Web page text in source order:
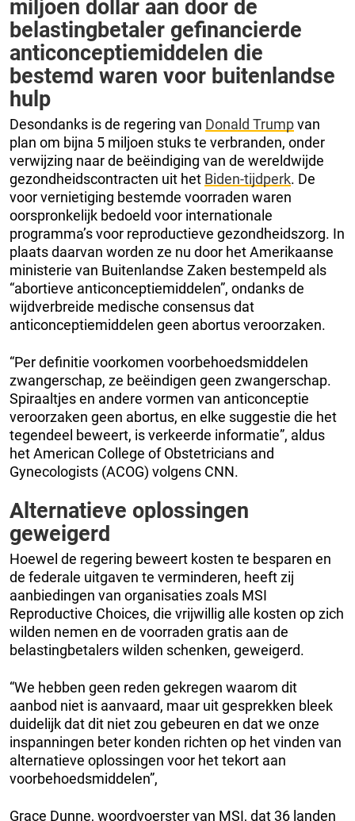
miljoen dollar aan door de
belastingbetaler gefinancierde
anticonceptiemiddelen die
bestemd waren voor buitenlandse
hulp
Desondanks is de regering van Donald Trumpvan
plan om bijna 5 miljoen stuks te verbranden, onder
verwijzing naar de beëindiging van de wereldwijde
gezondheidscontracten uit het Biden-tijdperk. De
voor vernietiging bestemde voorraden waren
oorspronkelijk bedoeld voor internationale
programma’s voor reproductieve gezondheidszorg. In
plaats daarvan worden ze nu door het Amerikaanse
ministerie van Buitenlandse Zaken bestempeld als
“abortieve anticonceptiemiddelen”, ondanks de
wijdverbreide medische consensus dat
anticonceptiemiddelen geen abortus veroorzaken.
“Per definitie voorkomen voorbehoedsmiddelen
zwangerschap, ze beëindigen geen zwangerschap.
Spiraaltjes en andere vormen van anticonceptie
veroorzaken geen abortus, en elke suggestie die het
tegendeel beweert, is verkeerde informatie”, aldus
het American College of Obstetricians and
Gynecologists (ACOG) volgens CNN.
Alternatieve oplossingen
geweigerd
Hoewel de regering beweert kosten te besparen en
de federale uitgaven te verminderen, heeft zij
aanbiedingen van organisaties zoals MSI
Reproductive Choices, die vrijwillig alle kosten op zich
wilden nemen en de voorraden gratis aan de
belastingbetalers wilden schenken, geweigerd.
“We hebben geen reden gekregen waarom dit
aanbod niet is aanvaard, maar uit gesprekken bleek
duidelijk dat dit niet zou gebeuren en dat we onze
inspanningen beter konden richten op het vinden van
alternatieve oplossingen voor het tekort aan
voorbehoedsmiddelen”,
Grace Dunne, woordvoerster van MSI, dat 36 landen